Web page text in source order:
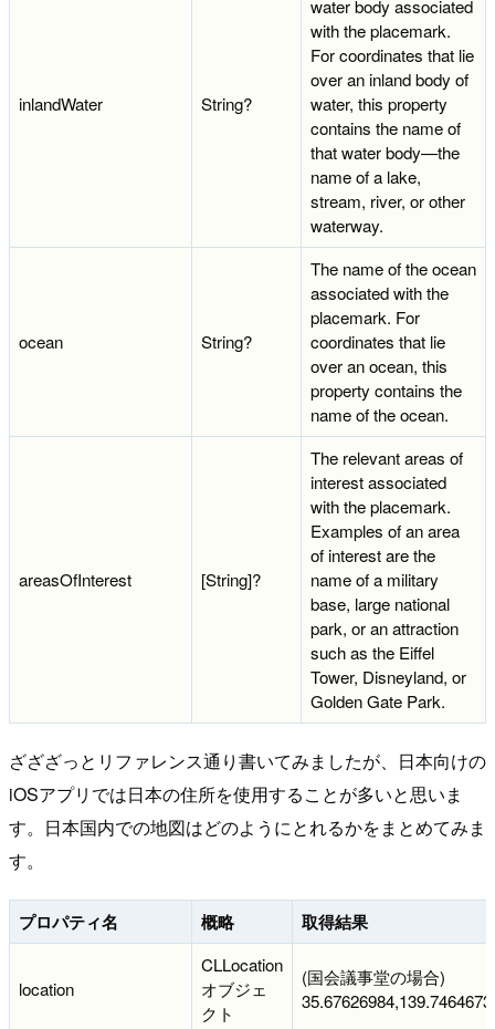
inlandWater String?
water body associated
with the placemark.
For coordinates that lie
over an inland body of
water, this property
contains the name of
that water body—the
name of a lake,
stream, river, or other
waterway.
ocean String?
The name of the ocean
associated with the
placemark. For
coordinates that lie
over an ocean, this
property contains the
name of the ocean.
areasOfInterest [String]?
The relevant areas of
interest associated
with the placemark.
Examples of an area
of interest are the
name of a military
base, large national
park, or an attraction
such as the Eiffel
Tower, Disneyland, or
Golden Gate Park.
ざざざっとリファレンス通り書いてみましたが、日本向けの
iOSアプリでは日本の住所を使用することが多いと思いま
す。日本国内での地図はどのようにとれるかをまとめてみま
す。
プロパティ名 概略 取得結果
location
CLLocation
オブジェ
クト
(国会議事堂の場合)